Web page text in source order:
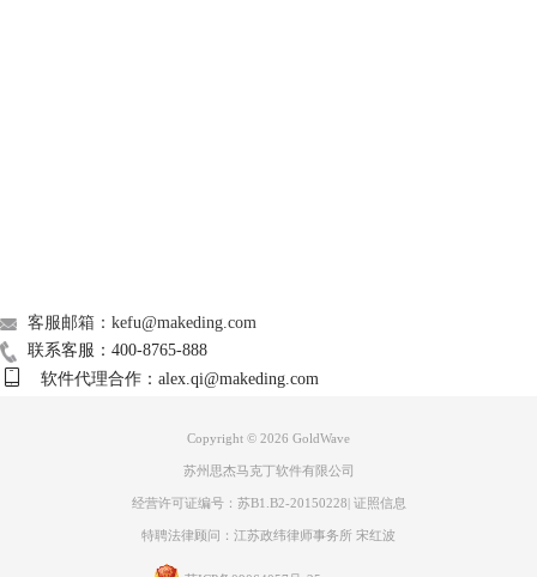
客服邮箱：kefu@makeding.com
联系客服：400-8765-888
软件代理合作：alex.qi@makeding.com
Copyright © 2026 GoldWave
苏州思杰马克丁软件有限公司
经营许可证编号：苏B1.B2-20150228| 证照信息
特聘法律顾问：江苏政纬律师事务所 宋红波